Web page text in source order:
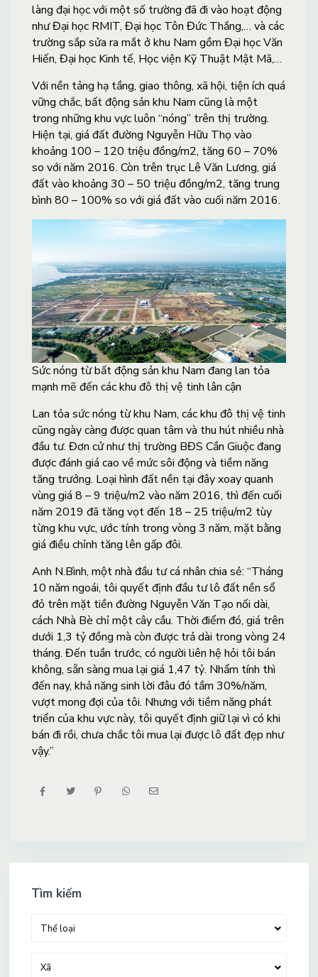
làng đại học với một số trường đã đi vào hoạt động
như Đại học RMIT, Đại học Tôn Đức Thắng,… và các
trường sắp sửa ra mắt ở khu Nam gồm Đại học Văn
Hiến, Đại học Kinh tế, Học viện Kỹ Thuật Mật Mã,…
Với nền tảng hạ tầng, giao thông, xã hội, tiện ích quá
vững chắc, bất động sản khu Nam cũng là một
trong những khu vực luôn “nóng” trên thị trường.
Hiện tại, giá đất đường Nguyễn Hữu Thọ vào
khoảng 100 – 120 triệu đồng/m2, tăng 60 – 70%
so với năm 2016. Còn trên trục Lê Văn Lương, giá
đất vào khoảng 30 – 50 triệu đồng/m2, tăng trung
bình 80 – 100% so với giá đất vào cuối năm 2016.
Sức nóng từ bất động sản khu Nam đang lan tỏa
mạnh mẽ đến các khu đô thị vệ tinh lân cận
Lan tỏa sức nóng từ khu Nam, các khu đô thị vệ tinh
cũng ngày càng được quan tâm và thu hút nhiều nhà
đầu tư. Đơn cử như thị trường BĐS Cần Giuộc đang
được đánh giá cao về mức sôi động và tiềm năng
tăng trưởng. Loại hình đất nền tại đây xoay quanh
vùng giá 8 – 9 triệu/m2 vào năm 2016, thì đến cuối
năm 2019 đã tăng vọt đến 18 – 25 triệu/m2 tùy
từng khu vực, ước tính trong vòng 3 năm, mặt bằng
giá điều chỉnh tăng lên gấp đôi.
Anh N.Bình, một nhà đầu tư cá nhân chia sẻ: “Tháng
10 năm ngoái, tôi quyết định đầu tư lô đất nền sổ
đỏ trên mặt tiền đường Nguyễn Văn Tạo nối dài,
cách Nhà Bè chỉ một cây cầu. Thời điểm đó, giá trên
dưới 1,3 tỷ đồng mà còn được trả dài trong vòng 24
tháng. Đến tuần trước, có người liên hệ hỏi tôi bán
không, sẵn sàng mua lại giá 1,47 tỷ. Nhẩm tính thì
đến nay, khả năng sinh lời đâu đó tầm 30%/năm,
vượt mong đợi của tôi. Nhưng với tiềm năng phát
triển của khu vực này, tôi quyết định giữ lại vì có khi
bán đi rồi, chưa chắc tôi mua lại được lô đất đẹp như
vậy.”
Tìm kiếm
Thể loại
Xã